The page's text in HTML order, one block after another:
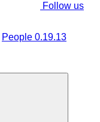
Follow us
People 0.19.13